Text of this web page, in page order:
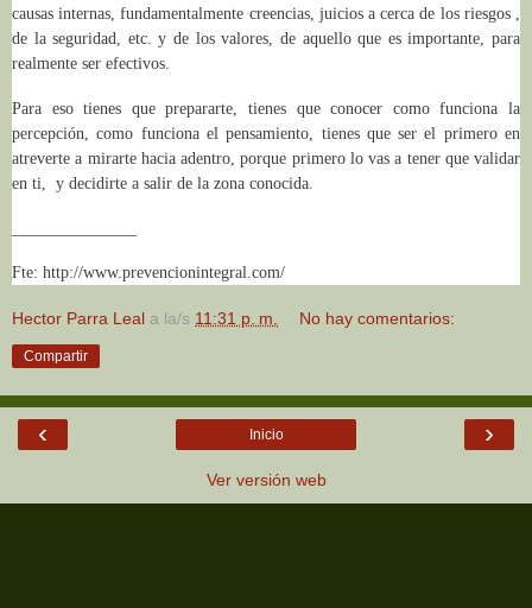
causas internas, fundamentalmente creencias, juicios a cerca de los riesgos ,
de la seguridad, etc. y de los valores, de aquello que es importante, para
realmente ser efectivos.
Para eso tienes que prepararte, tienes que conocer como funciona la
percepción, como funciona el pensamiento, tienes que ser el primero en
atreverte a mirarte hacia adentro, porque primero lo vas a tener que validar
en ti, y decidirte a salir de la zona conocida.
Fte: http://www.prevencionintegral.com/
Hector Parra Leal a la/s 11:31 p. m. No hay comentarios:
Compartir
‹ ›
Inicio
Ver versión web